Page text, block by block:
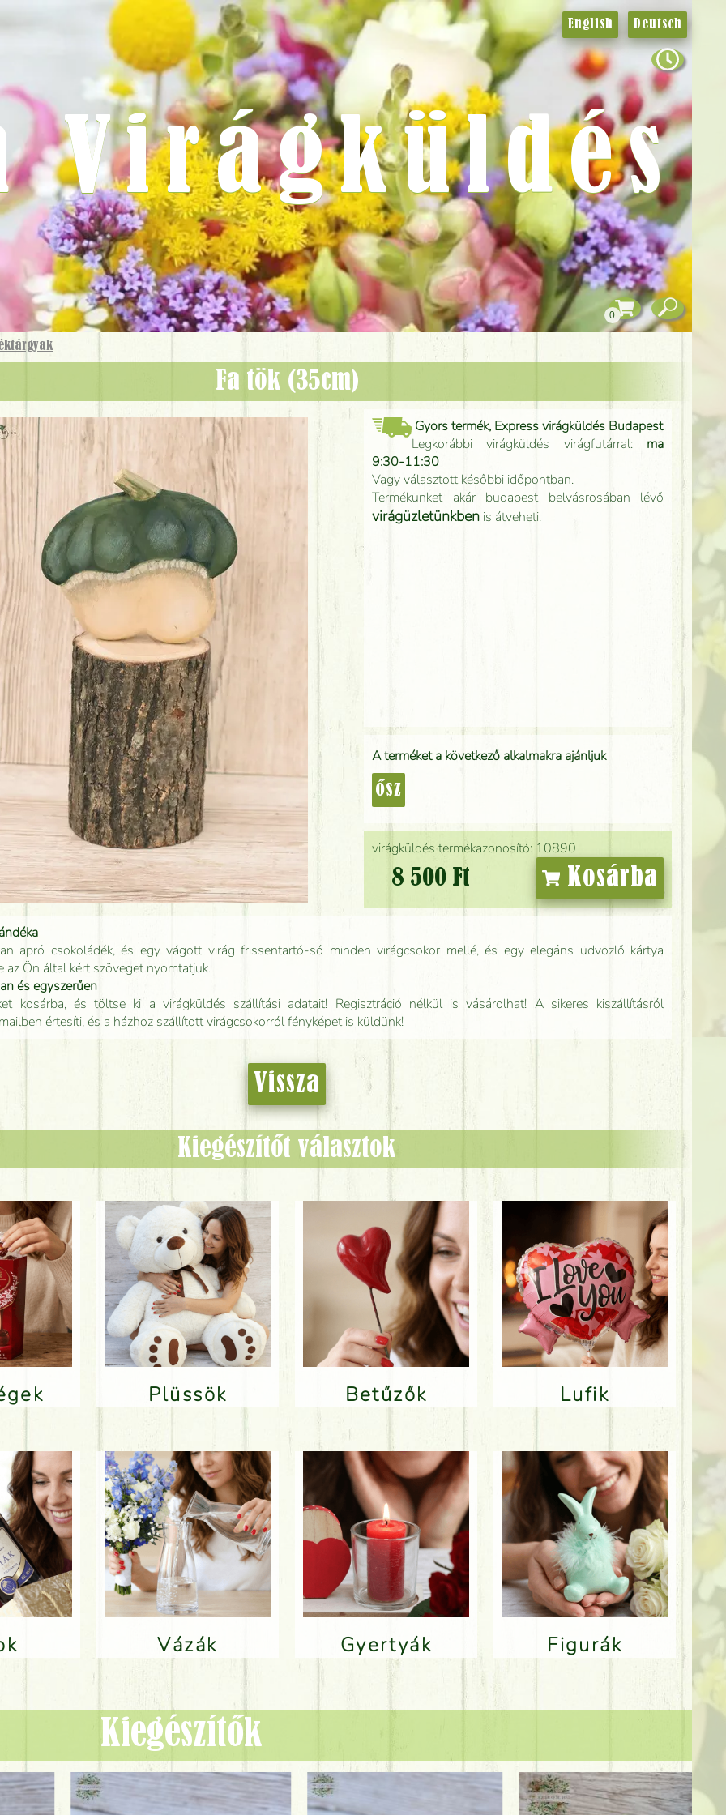
Fa tök (35cm)
virágküldés termékazonosító: 10890
8 500 Ft Kosárba
Gyors termék, Express virágküldés Budapest
Legkorábbi virágküldés virágfutárral: ma
9:30-11:30
Vagy választott későbbi időpontban.
Termékünket akár budapest belvásrosában lévő
virágüzletünkben is átveheti.
A terméket a következő alkalmakra ajánljuk
ősz
apró csokoládék, és egy vágott virág frissentartó-só minden virágcsokor mellé, és egy elegáns üdvözlő kártya
az Ön által kért szöveget nyomtatjuk.
és egyszerűen
kosárba, és töltse ki a virágküldés szállítási adatait! Regisztráció nélkül is vásárolhat! A sikeres kiszállításról
értesíti, és a házhoz szállított virágcsokorról fényképet is küldünk!
Vissza
Kiegészítőt választok
Plüssök Betűzők Lufik
Vázák Gyertyák Figurák
English Deutsch
Virágküldés
0
Kiegészítők